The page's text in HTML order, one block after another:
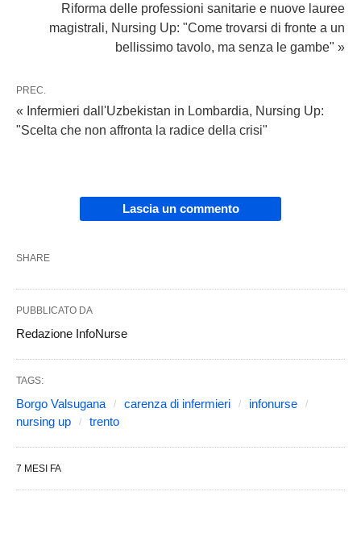
Riforma delle professioni sanitarie e nuove lauree
magistrali, Nursing Up: "Come trovarsi di fronte a un
bellissimo tavolo, ma senza le gambe" »
PREC.
« Infermieri dall'Uzbekistan in Lombardia, Nursing Up:
"Scelta che non affronta la radice della crisi"
Lascia un commento
SHARE
PUBBLICATO DA
Redazione InfoNurse
TAGS:
Borgo Valsugana carenza di infermieri
infonurse
nursing up
trento
7 MESI FA